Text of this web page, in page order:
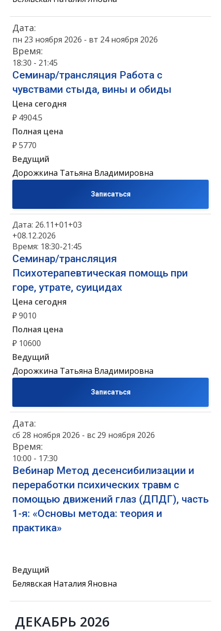
Дата:
пн 23 ноября 2026 - вт 24 ноября 2026
Время:
18:30 - 21:45
Семинар/трансляция Работа с
чувствами стыда, вины и обиды
Цена сегодня
₽ 4904.5
Полная цена
₽ 5770
Ведущий
Дорожкина Татьяна Владимировна
Записаться
Дата: 26.11+01+03
+08.12.2026
Время: 18:30-21:45
Семинар/трансляция
Психотерапевтическая помощь при
горе, утрате, суицидах
Цена сегодня
₽ 9010
Полная цена
₽ 10600
Ведущий
Дорожкина Татьяна Владимировна
Записаться
Дата:
сб 28 ноября 2026 - вс 29 ноября 2026
Время:
10:00 - 17:30
Вебинар Метод десенсибилизации и
переработки психических травм с
помощью движений глаз (ДПДГ), часть
1-я: «Основы метода: теория и
практика»
Ведущий
Белявская Наталия Яновна
ДЕКАБРЬ 2026